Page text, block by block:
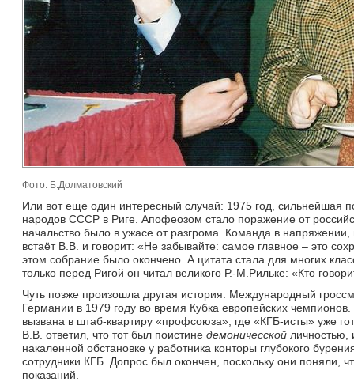
Фото: Б.Долматовский
Или вот еще один интересный случай: 1975 год, сильнейшая
народов СССР в Риге. Апофеозом стало поражение от
начальство было в ужасе от разгрома. Команда в
встаёт В.В. и говорит: «Не забывайте: самое главное – это
этом собрание было окончено. А цитата стала для многих
только перед Ригой он читал великого Р.-М.Рильке: «Кто
Чуть позже произошла другая история. Международный
Германии в 1979 году во время Кубка европейских
вызвана в штаб-квартиру «профсоюза», где «КГБ-исты» уже
В.В. ответил, что тот был поистине демоничесской личностью,
накаленной обстановке у работника конторы глубокого
сотрудники КГБ. Допрос был окончен, поскольку они поняли,
показаний.